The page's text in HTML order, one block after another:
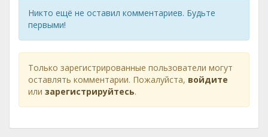
Никто ещё не оставил комментариев. Будьте
первыми!
Только зарегистрированные пользователи могут
оставлять комментарии. Пожалуйста, войдите
или зарегистрируйтесь.